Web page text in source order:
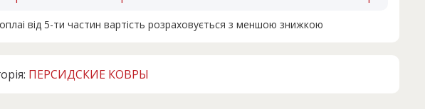
від 5-ти частин вартість розраховується з меншою знижкою
ПЕРСИДСКИЕ КОВРЫ